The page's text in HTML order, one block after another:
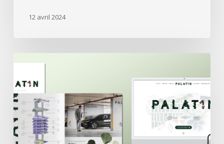
12 avril 2024
a
retenu
Treize
Cent
Treize